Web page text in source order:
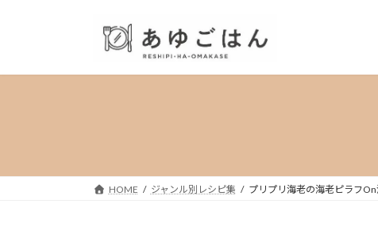
プ
動
HOME ジャンル別レシピ集 プリプリ海老の海老ピラフ